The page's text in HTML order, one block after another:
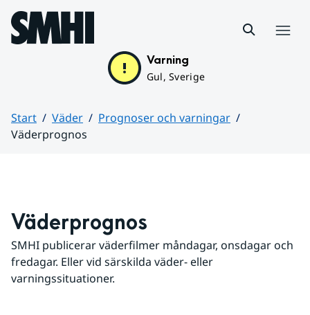
Hoppa till sidans innehåll
Varning
Gul, Sverige
Start Väder
Prognoser och varningar
Väderprognos
Väderprognos
SMHI publicerar väderfilmer måndagar, onsdagar och
fredagar. Eller vid särskilda väder- eller
varningssituationer.